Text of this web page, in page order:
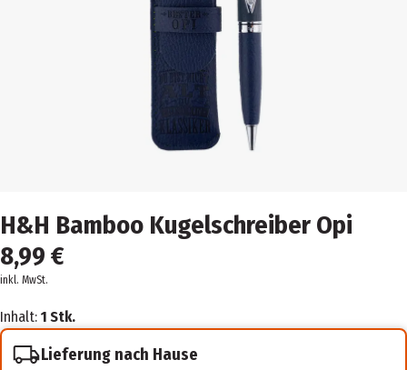
H&H Bamboo Kugelschreiber Opi
8,99 €
inkl. MwSt.
Inhalt: 1 Stk.
Lieferung nach Hause